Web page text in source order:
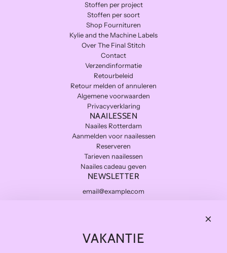
Stoffen per project
Stoffen per soort
Shop Fournituren
Kylie and the Machine Labels
Over The Final Stitch
Contact
Verzendinformatie
Retourbeleid
Retour melden of annuleren
Algemene voorwaarden
Privacyverklaring
NAAILESSEN
Naailes Rotterdam
Aanmelden voor naailessen
Reserveren
Tarieven naailessen
Naailes cadeau geven
NEWSLETTER
Kwaliteitsstoffen die lang meegaan en zo duurzaam mogelijk.
VAKANTIE